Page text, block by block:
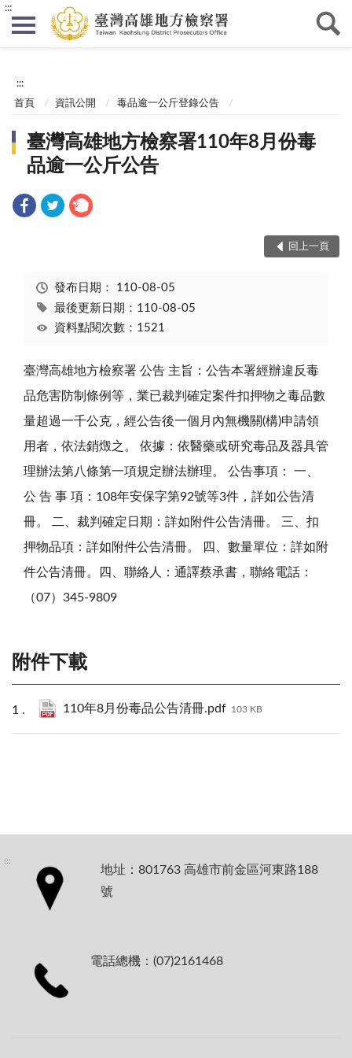
:::
:::
首頁 資訊公開 毒品逾一公斤登錄公告
臺灣高雄地方檢察署110年8月份毒
品逾一公斤公告
回上一頁
發布日期： 110-08-05
最後更新日期：110-08-05
資料點閱次數：1521
臺灣高雄地方檢察署 公告 主旨：公告本署經辦違反毒
品危害防制條例等，業已裁判確定案件扣押物之毒品數
量超過一千公克，經公告後一個月內無機關(構)申請領
用者，依法銷燬之。 依據：依醫藥或研究毒品及器具管
理辦法第八條第一項規定辦法辦理。 公告事項： 一、
公 告 事 項：108年安保字第92號等3件，詳如公告清
冊。 二、裁判確定日期：詳如附件公告清冊。 三、扣
押物品項：詳如附件公告清冊。 四、數量單位：詳如附
件公告清冊。四、聯絡人：通譯蔡承書，聯絡電話：
（07）345-9809
附件下載
110年8月份毒品公告清冊.pdf 103 KB
:::
地址：801763 高雄市前金區河東路188
號
電話總機：(07)2161468